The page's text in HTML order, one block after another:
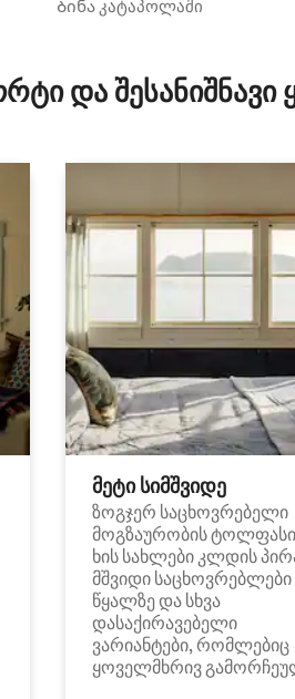
Ბინა კატაპოლაში
და
მეტი სიმშვიდე
ზოგჯერ საცხოვრებელი
მოგზაურობის
ხის სახლები კლდის
მშვიდი საცხოვრებლები
წყალზე და სხვა
დასაქირავებელი
ვარიანტები, რომლებიც
ყოველმხრივ